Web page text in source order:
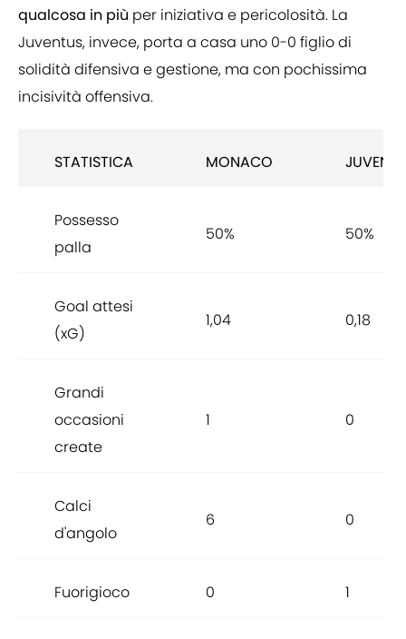
qualcosa in più per iniziativa e pericolosità. La
Juventus, invece, porta a casa uno 0-0 figlio di
solidità difensiva e gestione, ma con pochissima
incisività offensiva.
STATISTICA MONACO
Possesso
palla
50% 50%
Goal attesi
(xG)
1,04 0,18
Grandi
occasioni
create
1 0
Calci
d'angolo
6 0
Fuorigioco 0 1